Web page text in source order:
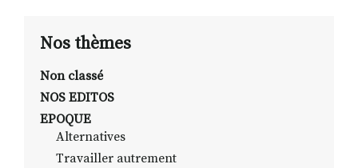
ALTER STRADA
ROSÉE DE MAI
Nos thèmes
Non classé
NOS EDITOS
EPOQUE
Alternatives
Travailler autrement